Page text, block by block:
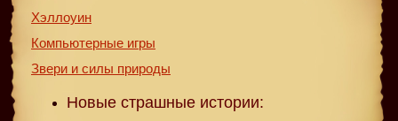
Хэллоуин
Компьютерные игры
Звери и силы природы
Новые страшные истории: